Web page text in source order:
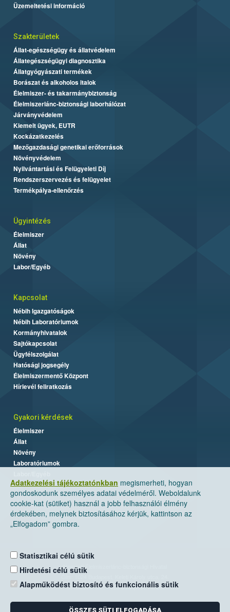
Adatkezelési tájékoztatónkban megismerheti, hogyan
gondoskodunk személyes adatai védelméről. Weboldalunk
cookie-kat (sütiket) használ a jobb felhasználói élmény
érdekében, melynek biztosításához kérjük, kattintson az
„Elfogadom” gombra.
Statisztikai célú sütik
Hirdetési célú sütik
Alapműködést biztosító és funkcionális sütik
ÖSSZES SÜTI ELFOGADÁSA
Üzemeltetési információ
Szakterületek
Állat-egészségügy és állatvédelem
Állategészségügyi diagnosztika
Állatgyógyászati termékek
Borászat és alkoholos italok
Élelmiszer- és takarmánybiztonság
Élelmiszerlánc-biztonsági laborhálózat
Járványvédelem
Kiemelt ügyek, EUTR
Kockázatkezelés
Mezőgazdasági genetikai erőforrások
Növényvédelem
Nyilvántartási és Felügyeleti Díj
Rendszerszervezés és felügyelet
Termékpálya-ellenőrzés
Ügyintézés
Élelmiszer
Állat
Növény
Labor/Egyéb
Kapcsolat
Nébih Igazgatóságok
Nébih Laboratóriumok
Kormányhivatalok
Sajtókapcsolat
Ügyfélszolgálat
Hatósági jogsegély
Élelmiszermentő Központ
Hírlevél feliratkozás
Gyakori kérdések
Élelmiszer
Állat
Növény
Laboratóriumok
Nemzeti Élelmiszerlánc-biztonsági Hivatal
Levelezési cím: 1525 Budapest. Pf. 30.